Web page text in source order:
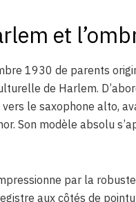
et
1930 de parents
de Harlem.
le saxophone alto,
Son modèle absolu
par la
aux côtés de